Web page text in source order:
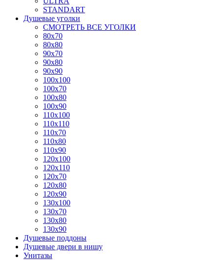
STANDART
Душевые уголки
СМОТРЕТЬ ВСЕ УГОЛКИ
80x70
80x80
90x70
90x80
90x90
100x100
100x70
100x80
100x90
110x100
110x110
110x70
110x80
110x90
120x100
120x110
120x70
120x80
120x90
130x100
130x70
130x80
130x90
Душевые поддоны
Душевые двери в нишу
Унитазы